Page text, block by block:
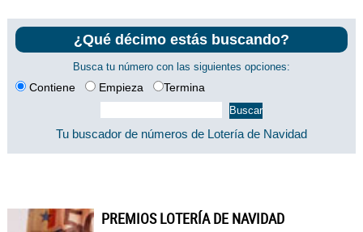
¿Qué décimo estás buscando?
Busca tu número con las siguientes opciones:
Contiene Empieza Termina
Tu buscador de números de Lotería de Navidad
PREMIOS LOTERÍA DE NAVIDAD